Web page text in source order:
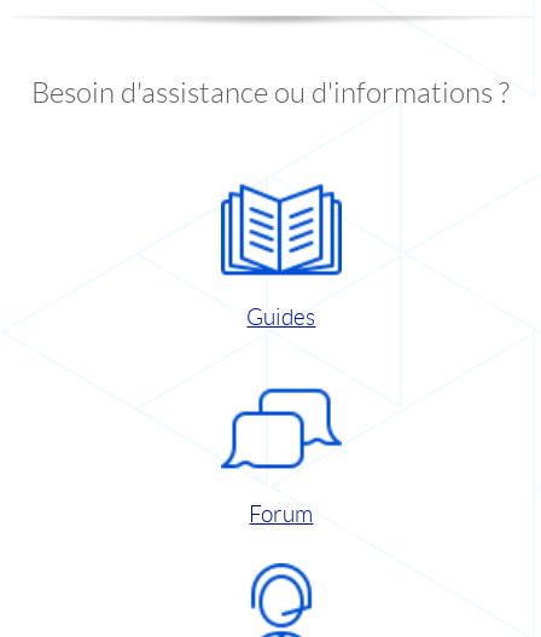
Besoin d'assistance ou d'informations ?
Guides
Forum